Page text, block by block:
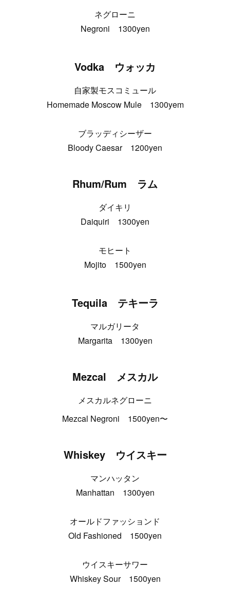
ネグローニ
Negroni 1300yen
Vodka ウォッカ
自家製モスコミュール
Homemade Moscow Mule 1300yem
ブラッディシーザー
Bloody Caesar 1200yen
Rhum/Rum ラム
ダイキリ
Daiquiri 1300yen
モヒート
Mojito 1500yen
Tequila テキーラ
マルガリータ
Margarita 1300yen
Mezcal メスカル
メスカルネグローニ
Mezcal Negroni 1500yen〜
Whiskey ウイスキー
マンハッタン
Manhattan 1300yen
オールドファッションド
Old Fashioned 1500yen
ウイスキーサワー
Whiskey Sour 1500yen